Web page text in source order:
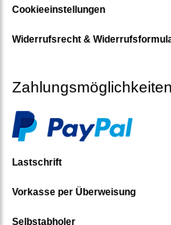
Cookieeinstellungen
Widerrufsrecht &
Zahlungsmöglichkeiten
Lastschrift
Vorkasse per Überweisung
Selbstabholer